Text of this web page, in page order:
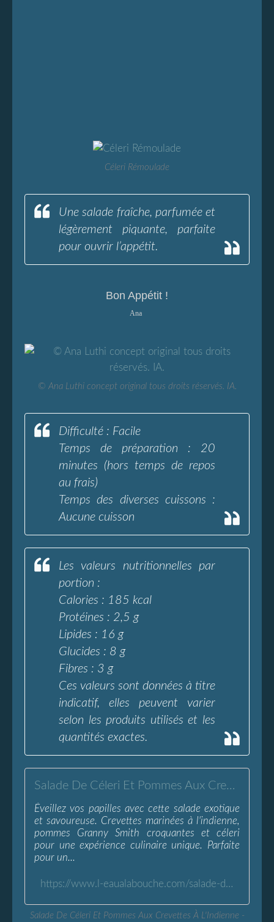
Céleri Rémoulade
Une salade fraîche, parfumée et
légèrement piquante, parfaite
pour ouvrir l’appétit.
Bon Appétit !
Ana
© Ana Luthi concept original tous droits réservés. IA.
Difficulté : Facile
Temps de préparation : 20
minutes (hors temps de repos
au frais)
Temps des diverses cuissons :
Aucune cuisson
Les valeurs nutritionnelles par
portion :
Calories : 185 kcal
Protéines : 2,5 g
Lipides : 16 g
Glucides : 8 g
Fibres : 3 g
Ces valeurs sont données à titre
indicatif, elles peuvent varier
selon les produits utilisés et les
quantités exactes.
Salade De Céleri Et Pommes Aux Crevettes À L'Indienne - L'Eau à la Bouche
Éveillez vos papilles avec cette salade exotique
et savoureuse. Crevettes marinées à l'indienne,
pommes Granny Smith croquantes et céleri
pour une expérience culinaire unique. Parfaite
pour un...
https://www.l-eaualabouche.com/salade-de-celeri-pommes-aux-crevettes-a-l-indienne.html
Salade De Céleri Et Pommes Aux Crevettes À L'Indienne -